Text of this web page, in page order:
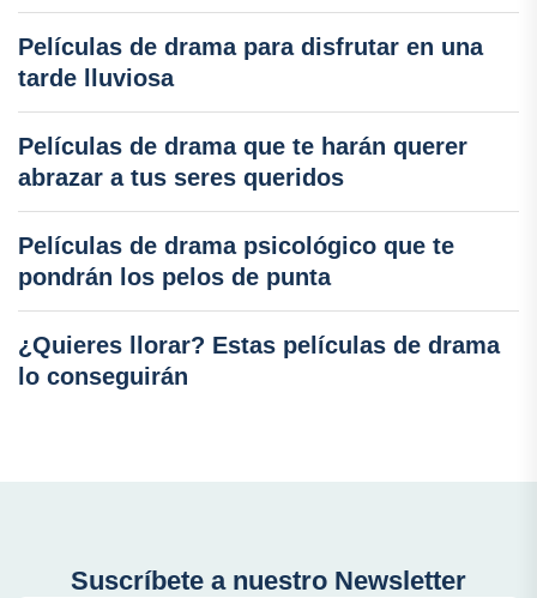
Películas de drama para disfrutar en una
tarde lluviosa
Películas de drama que te harán querer
abrazar a tus seres queridos
Películas de drama psicológico que te
pondrán los pelos de punta
¿Quieres llorar? Estas películas de drama
lo conseguirán
Suscríbete a nuestro Newsletter